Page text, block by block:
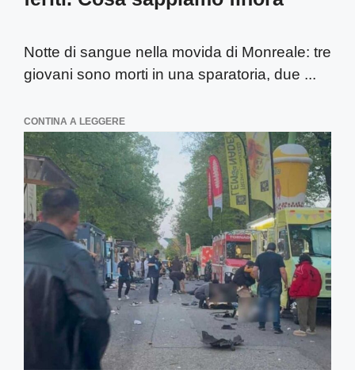
Notte di sangue nella movida di Monreale: tre
giovani sono morti in una sparatoria, due ...
CONTINA A LEGGERE